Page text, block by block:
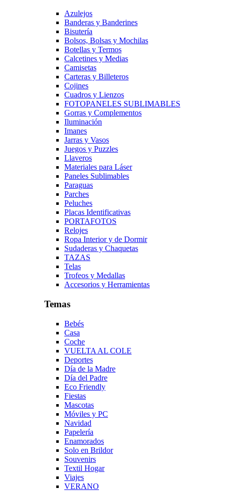
Azulejos
Banderas y Banderines
Bisutería
Bolsos, Bolsas y Mochilas
Botellas y Termos
Calcetines y Medias
Camisetas
Carteras y Billeteros
Cojines
Cuadros y Lienzos
FOTOPANELES SUBLIMABLES
Gorras y Complementos
Iluminación
Imanes
Jarras y Vasos
Juegos y Puzzles
Llaveros
Materiales para Láser
Paneles Sublimables
Paraguas
Parches
Peluches
Placas Identificativas
PORTAFOTOS
Relojes
Ropa Interior y de Dormir
Sudaderas y Chaquetas
TAZAS
Telas
Trofeos y Medallas
Accesorios y Herramientas
Temas
Bebés
Casa
Coche
VUELTA AL COLE
Deportes
Día de la Madre
Día del Padre
Eco Friendly
Fiestas
Mascotas
Móviles y PC
Navidad
Papelería
Enamorados
Solo en Brildor
Souvenirs
Textil Hogar
Viajes
VERANO